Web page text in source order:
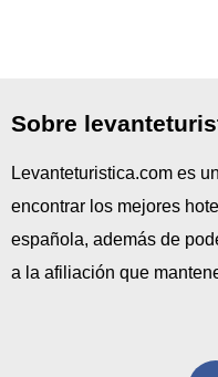
Sobre
Levanteturistica.com es
encontrar los mejores
española, además de
a la afiliación que